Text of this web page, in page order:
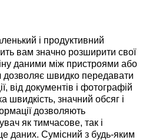
і продуктивний
вам значно розширити свої
даними між пристроями або
швидко передавати
від документів і фотографій
швидкість, значний обсяг і
дозволяють
як тимчасове, так і
даних. Сумісний з будь-яким